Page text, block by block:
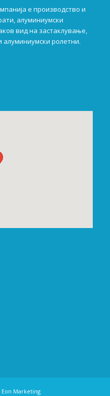
е производство и
алуминиумски
вид на застаклување,
алуминиумски ролетни.
Eon Marketing